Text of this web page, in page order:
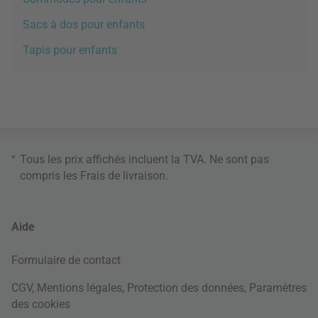
Sacs à dos pour enfants
Tapis pour enfants
* Tous les prix affichés incluent la TVA. Ne sont pas
compris les Frais de livraison.
Aide
Formulaire de contact
CGV, Mentions légales, Protection des données, Paramètres
des cookies